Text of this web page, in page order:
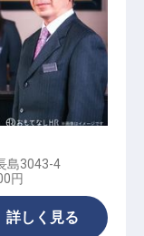
宿泊部門）
島3043-4
円
詳しく見る